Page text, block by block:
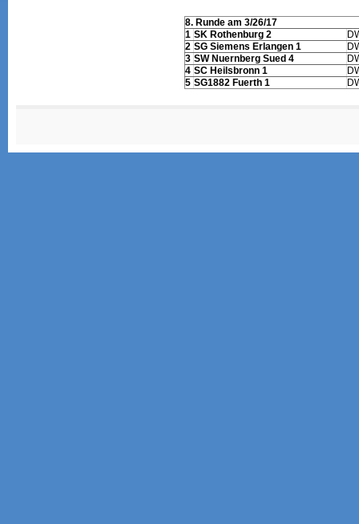
8. Runde am 3/26/17
1 SK Rothenburg 2
2 SG Siemens Erlangen 1
3 SW Nuernberg Sued 4
4 SC Heilsbronn 1
5 SG1882 Fuerth 1